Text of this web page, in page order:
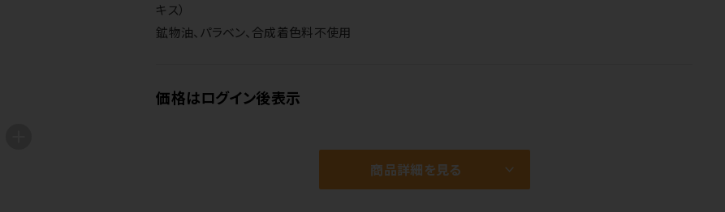
キス）
鉱物油、パラベン、合成着色料不使用
価格はログイン後表示
商品詳細を見る